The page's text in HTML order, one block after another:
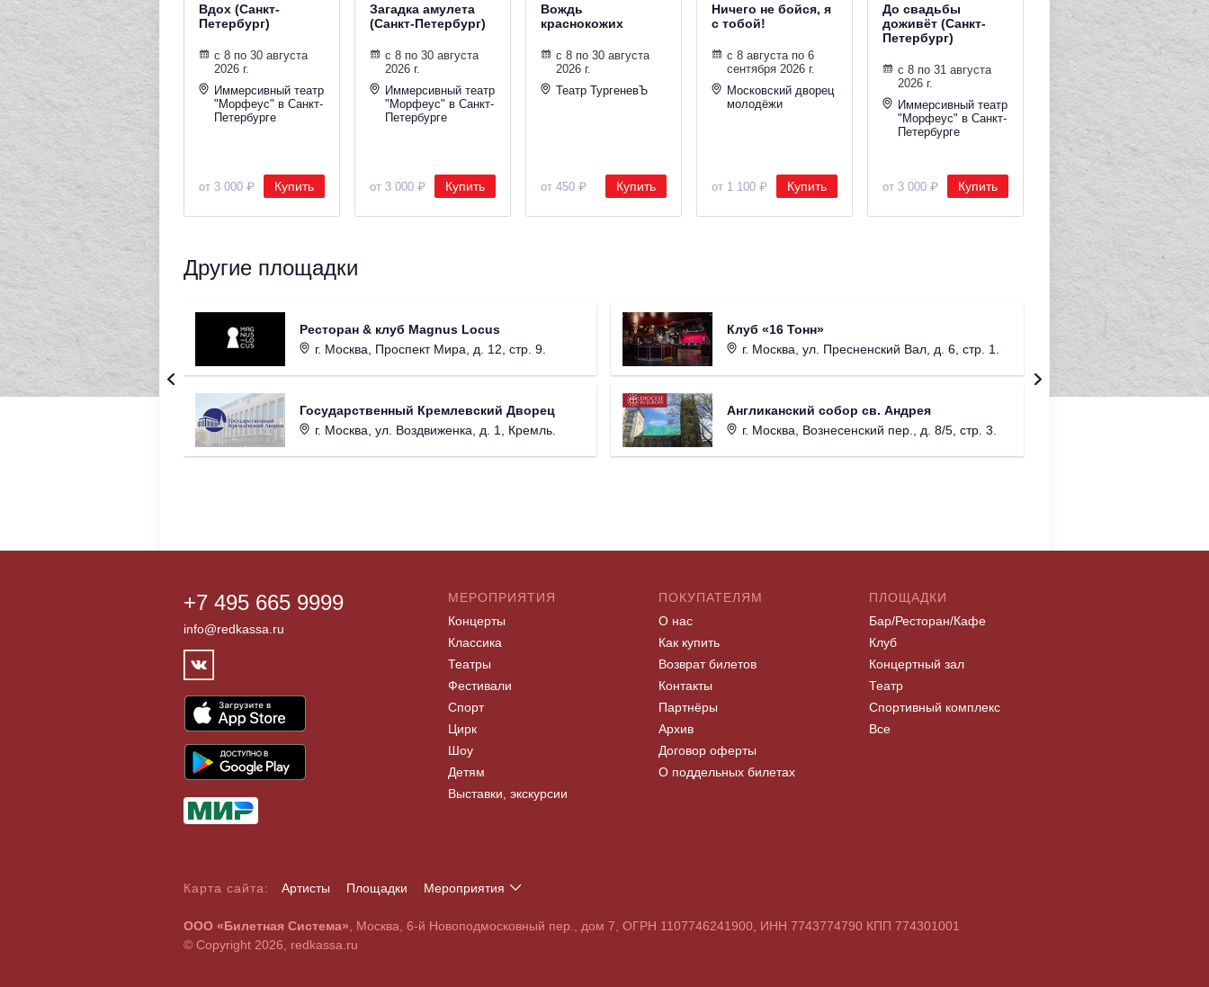
Вдох (Санкт-
Петербург)
с 8 по 30 августа
2026 г.
Иммерсивный театр
"Морфеус" в Санкт-
Петербурге
от 3 000 ₽ Купить
Загадка амулета
(Санкт-Петербург)
с 8 по 30 августа
2026 г.
Иммерсивный театр
"Морфеус" в Санкт-
Петербурге
от 3 000 ₽ Купить
Вождь
краснокожих
с 8 по 30 августа
2026 г.
Театр ТургеневЪ
от 450 ₽ Купить
Ничего не бойся, я
с тобой!
с 8 августа по 6
сентября 2026 г.
Московский дворец
молодёжи
от 1 100 ₽ Купить
До свадьбы
доживёт (Санкт-
Петербург)
с 8 по 31 августа
2026 г.
Иммерсивный театр
"Морфеус" в Санкт-
Петербурге
от 3 000 ₽ Купить
Ответ Гиппократа
(Санкт-Петербург)
с 8 по 31 августа
2026 г.
Иммерсивный театр
"Морфеус" в Санкт-
Петербурге
от 3 000 ₽ Купить
Другие площадки
Ресторан & клуб Magnus Locus
г. Москва, Проспект Мира, д. 12, стр. 9.
Государственный Кремлевский Дворец
г. Москва, ул. Воздвиженка, д. 1, Кремль.
Клуб «16 Тонн»
г. Москва, ул. Пресненский Вал, д. 6, стр. 1.
Англиканский собор св. Андрея
г. Москва, Вознесенский пер., д. 8/5, стр. 3.
г.
Храм
+7 495 665 9999
info@redkassa.ru
МЕРОПРИЯТИЯ
Концерты
Классика
Театры
Фестивали
Спорт
Цирк
Шоу
Детям
Выставки, экскурсии
ПОКУПАТЕЛЯМ
О нас
Как купить
Возврат билетов
Контакты
Партнёры
Архив
Договор оферты
О поддельных билетах
ПЛОЩАДКИ
Бар/Ресторан/Кафе
Клуб
Концертный зал
Театр
Спортивный комплекс
Все
Карта сайта: Артисты Площадки
Мероприятия
A B C D E F G H I J K L M N O P Q R S T U V W X Y Z
0 1 2 3 4 5 6 7 8 9
ООО «Билетная Система» , Москва, 6-й Новоподмосковный пер., дом 7, ОГРН 1107746241900, ИНН 7743774790 КПП 774301001
© Copyright 2026, redkassa.ru